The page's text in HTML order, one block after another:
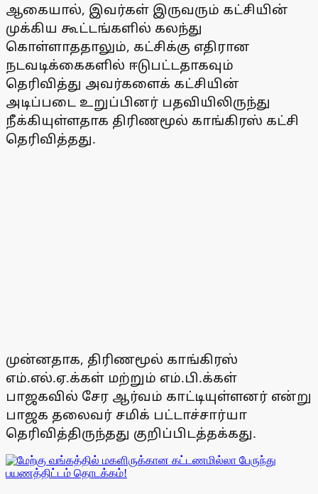
ஆகையால், இவர்கள் இருவரும் கட்சியின்
முக்கிய கூட்டங்களில் கலந்து
கொள்ளாததாலும், கட்சிக்கு எதிரான
நடவடிக்கைகளில் ஈடுபட்டதாகவும்
தெரிவித்து அவர்களைக் கட்சியின்
அடிப்படை உறுப்பினர் பதவியிலிருந்து
நீக்கியுள்ளதாக திரிணமூல் காங்கிரஸ் கட்சி
தெரிவித்தது.
முன்னதாக, திரிணமூல் காங்கிரஸ்
எம்.எல்.ஏ.க்கள் மற்றும் எம்.பி.க்கள்
பாஜகவில் சேர ஆர்வம் காட்டியுள்ளனர் என்று
பாஜக தலைவர் சமிக் பட்டாச்சார்யா
தெரிவித்திருந்தது குறிப்பிடத்தக்கது.